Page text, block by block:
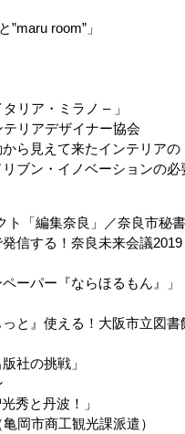
room”」
・ミラノ – 」
リアデザイナー協会
えて来たインテリアの
ションの必要
「編集奈良」／奈良市秘
！奈良未来会議2019 in
ー『ならほるもん』」
使える！大阪市立図書
の挑戦」
と丹波！」
市商工観光課派遣）